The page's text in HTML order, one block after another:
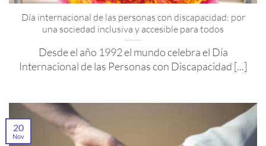
Día internacional de las personas con discapacidad: por
una sociedad inclusiva y accesible para todos
Desde el año 1992 el mundo celebra el Día
Internacional de las Personas con Discapacidad [...]
20
Nov